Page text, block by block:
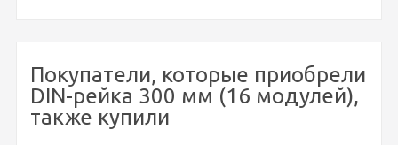
Покупатели, которые приобрели
DIN-рейка 300 мм (16 модулей),
также купили